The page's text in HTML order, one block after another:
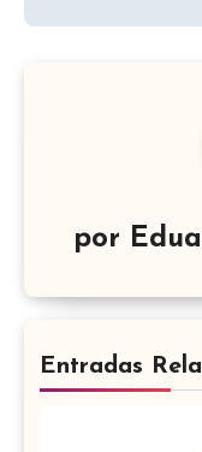
por
Entradas